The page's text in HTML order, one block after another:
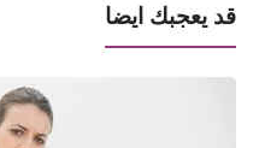
قد يعجبك ايضا